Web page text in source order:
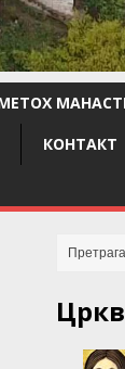
КОНТАКТ